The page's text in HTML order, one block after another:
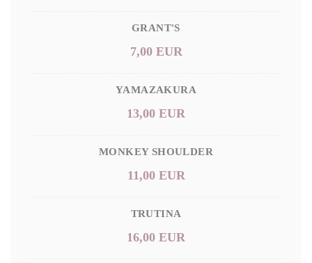
GRANT'S
7,00 EUR
YAMAZAKURA
13,00 EUR
MONKEY SHOULDER
11,00 EUR
TRUTINA
16,00 EUR